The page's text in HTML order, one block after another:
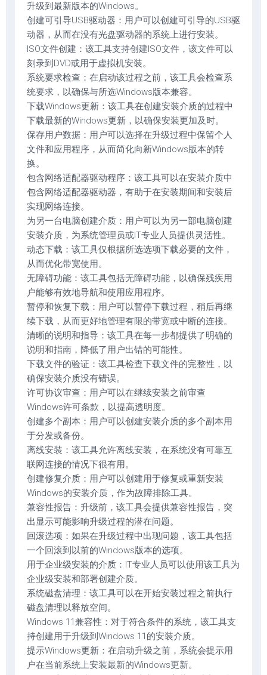
升级到最新版本的Windows。
创建可引导USB驱动器：用户可以创建可引导的USB驱
动器，从而在没有光盘驱动器的系统上进行安装。
ISO文件创建：该工具支持创建ISO文件，该文件可以
刻录到DVD或用于虚拟机安装。
系统要求检查：在启动该过程之前，该工具会检查系
统要求，以确保与所选Windows版本兼容。
下载Windows更新：该工具在创建安装介质的过程中
下载最新的Windows更新，以确保安装更加及时。
保存用户数据：用户可以选择在升级过程中保留个人
文件和应用程序，从而简化向新Windows版本的转
换。
包含网络适配器驱动程序：该工具可以在安装介质中
包含网络适配器驱动器，有助于在安装期间和安装后
实现网络连接。
为另一台电脑创建介质：用户可以为另一部电脑创建
安装介质，为系统管理员或IT专业人员提供灵活性。
动态下载：该工具仅根据所选选项下载必要的文件，
从而优化带宽使用。
无障碍功能：该工具包括无障碍功能，以确保残疾用
户能够有效地导航和使用应用程序。
暂停和恢复下载：用户可以暂停下载过程，稍后再继
续下载，从而更好地管理有限的带宽或中断的连接。
清晰的说明和指导：该工具在每一步都提供了明确的
说明和指南，降低了用户出错的可能性。
下载文件的验证：该工具检查下载文件的完整性，以
确保安装介质没有错误。
许可协议审查：用户可以在继续安装之前审查
Windows许可条款，以提高透明度。
创建多个副本：用户可以创建安装介质的多个副本用
于分发或备份。
离线安装：该工具允许离线安装，在系统没有可靠互
联网连接的情况下很有用。
创建修复介质：用户可以创建用于修复或重新安装
Windows的安装介质，作为故障排除工具。
兼容性报告：升级前，该工具会提供兼容性报告，突
出显示可能影响升级过程的潜在问题。
回滚选项：如果在升级过程中出现问题，该工具包括
一个回滚到以前的Windows版本的选项。
用于企业级安装的介质：IT专业人员可以使用该工具为
企业级安装和部署创建介质。
系统磁盘清理：该工具可以在开始安装过程之前执行
磁盘清理以释放空间。
Windows 11兼容性：对于符合条件的系统，该工具支
持创建用于升级到Windows 11的安装介质。
提示Windows更新：在启动升级之前，系统会提示用
户在当前系统上安装最新的Windows更新。